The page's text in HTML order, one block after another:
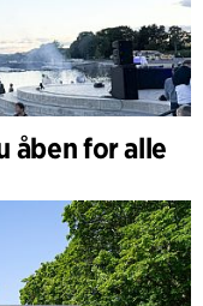
åben for alle